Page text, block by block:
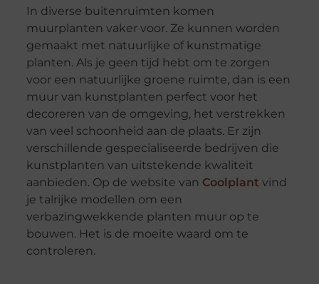
In diverse buitenruimten komen
muurplanten vaker voor. Ze kunnen worden
gemaakt met natuurlijke of kunstmatige
planten. Als je geen tijd hebt om te zorgen
voor een natuurlijke groene ruimte, dan is een
muur van kunstplanten perfect voor het
decoreren van de omgeving, het verstrekken
van veel schoonheid aan de plaats. Er zijn
verschillende gespecialiseerde bedrijven die
kunstplanten van uitstekende kwaliteit
aanbieden. Op de website van Coolplant vind
je talrijke modellen om een
verbazingwekkende planten muur op te
bouwen. Het is de moeite waard om te
controleren.